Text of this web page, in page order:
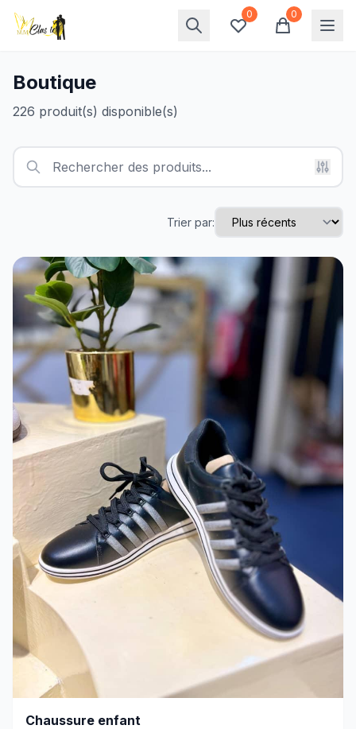
0 0
Boutique
226 produit(s) disponible(s)
Trier par:
Chaussure enfant